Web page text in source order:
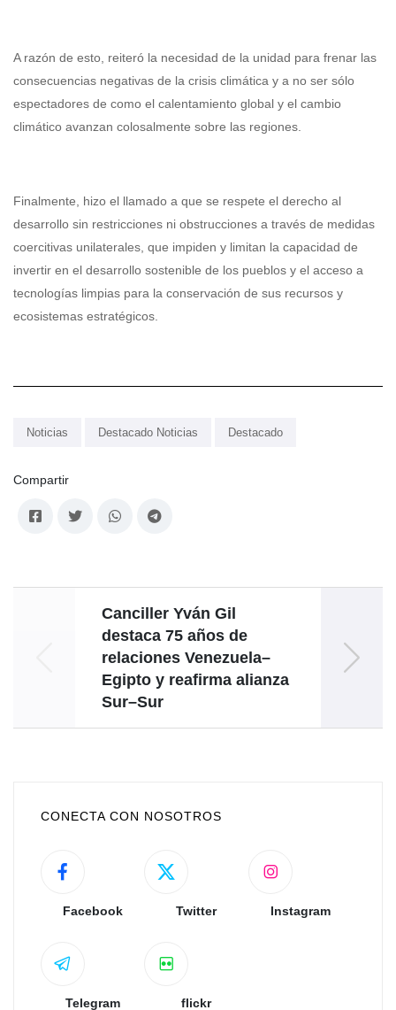
A razón de esto, reiteró la necesidad de la unidad para frenar las
consecuencias negativas de la crisis climática y a no ser sólo
espectadores de como el calentamiento global y el cambio
climático avanzan colosalmente sobre las regiones.
Finalmente, hizo el llamado a que se respete el derecho al
desarrollo sin restricciones ni obstrucciones a través de medidas
coercitivas unilaterales, que impiden y limitan la capacidad de
invertir en el desarrollo sostenible de los pueblos y el acceso a
tecnologías limpias para la conservación de sus recursos y
ecosistemas estratégicos.
Noticias Destacado Noticias Destacado
Compartir
Canciller Yván Gil
destaca 75 años de
relaciones Venezuela–
Egipto y reafirma alianza
Sur–Sur
de
CONECTA CON NOSOTROS
Facebook Twitter Instagram
Telegram flickr